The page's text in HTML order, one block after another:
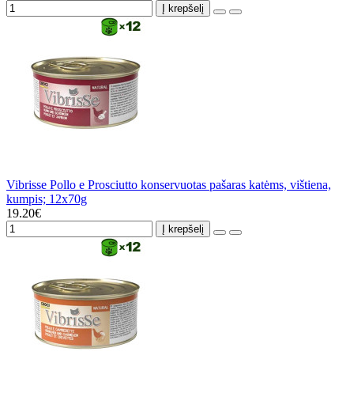
Į krepšelį
Vibrisse Pollo e Prosciutto konservuotas pašaras katėms, vištiena,
kumpis; 12x70g
19.20€
Į krepšelį